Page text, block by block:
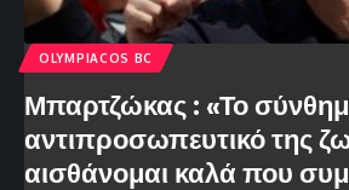
OLYMPIACOS BC
Μπαρτζώκας : «Το
αντιπροσωπευτικό της
αισθάνομαι καλά που